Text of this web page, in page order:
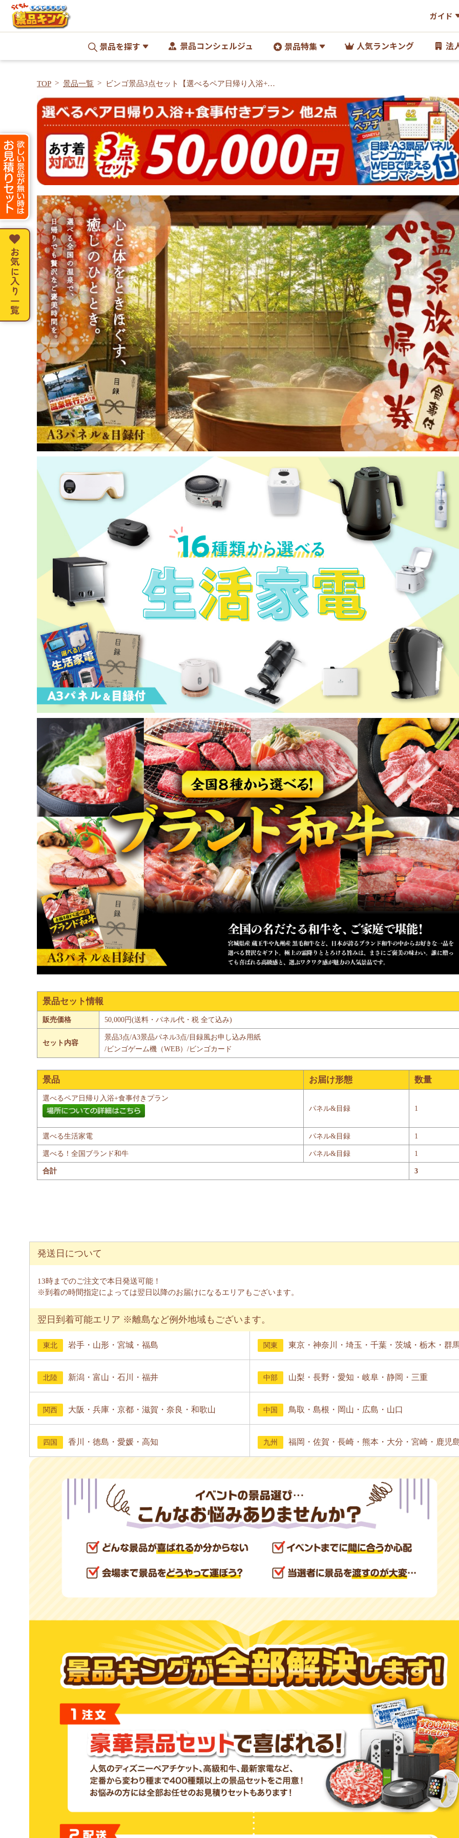
ガイド
景品を探す 景品コンシェルジュ 景品特集 人気ランキング 法
TOP 景品一覧
ビンゴ景品3点セット【選べるペア日帰り入浴+食
付き<送料無料>
景品セット情報
販売価格 50,000円(送料・パネル代・税 全て込み)
セット内容
景品3点/A3景品パネル3点/目録風お申し込み用紙
/ビンゴゲーム機（WEB）/ビンゴカード
景品 お届け形態 数量
選べるペア日帰り入浴+食事付きプラン
パネル&目録
1
選べる生活家電 パネル&目録 1
選べる！全国ブランド和牛 パネル&目録 1
合計 3
発送日について
13時までのご注文で本日発送可能！
※到着の時間指定によっては翌日以降のお届けになるエリアもございます。
翌日到着可能エリア ※離島など例外地域もございます。
東北 岩手・山形・宮城・福島
北陸 新潟・富山・石川・福井
関西 大阪・兵庫・京都・滋賀・奈良・和歌山
四国 香川・徳島・愛媛・高知
関東 東京・神奈川・埼玉・千葉・茨城・栃木・群
中部 山梨・長野・愛知・岐阜・静岡・三重
中国 鳥取・島根・岡山・広島・山口
九州 福岡・佐賀・長崎・熊本・大分・宮崎・鹿児
お気に入り一覧